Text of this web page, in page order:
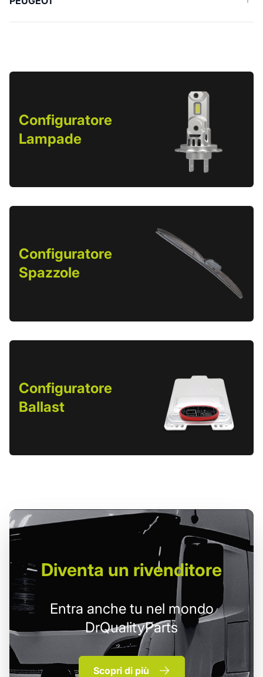
Configuratore
Lampade
Configuratore
Spazzole
Configuratore
Ballast
Diventa un rivenditore
Entra anche tu nel mondo
DrQualityParts
Scopri di più